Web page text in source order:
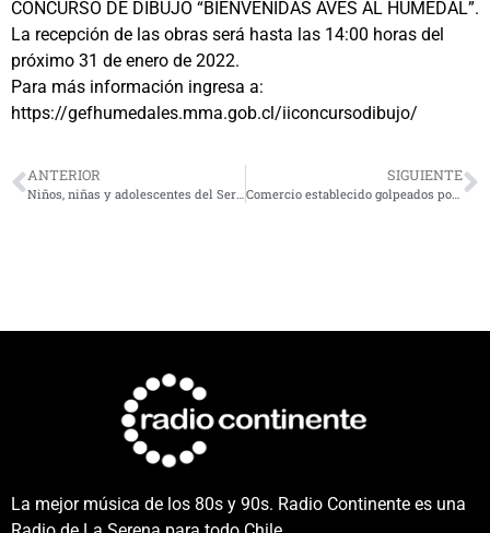
CONCURSO DE DIBUJO “BIENVENIDAS AVES AL HUMEDAL”.
La recepción de las obras será hasta las 14:00 horas del
próximo 31 de enero de 2022.
Para más información ingresa a:
https://gefhumedales.mma.gob.cl/iiconcursodibujo/
ANTERIOR SIGUIENTE
Comercio establecido golpeados por presencia de ilegales en La Serena y Coquimbo
La mejor música de los 80s y 90s. Radio Continente es una